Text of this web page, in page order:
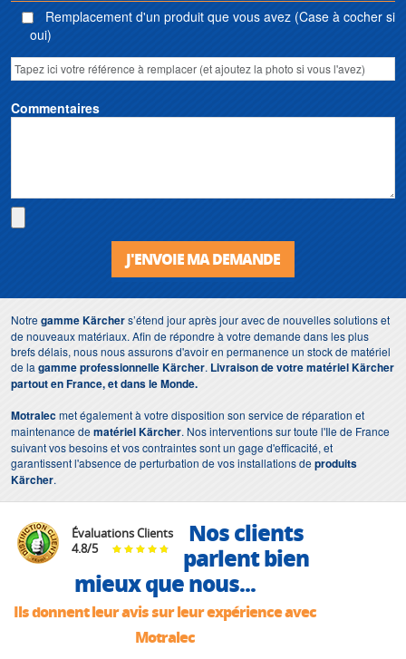
Remplacement d'un produit que vous avez (Case à cocher si
oui)
Commentaires
J'ENVOIE MA DEMANDE
Notregamme Kärchers’étend jour après jour avec de nouvelles solutions et
de nouveaux matériaux. Afin de répondre à votre demande dans les plus
brefs délais, nous nous assurons d'avoir en permanence un stock de matériel
de la gamme professionnelle Kärcher. Livraison de votre matériel Kärcher
partout en France, et dans le Monde.
Motralecmet également à votre disposition son service de réparation et
maintenance dematériel Kärcher. Nos interventions sur toute l'Ile de France
suivant vos besoins et vos contraintes sont un gage d'efficacité, et
garantissent l'absence de perturbation de vos installations deproduits
Kärcher.
Évaluations Clients
4.8/5
Nos clients
parlent bien
mieux que nous...
Ils donnent leur avis sur leur expérience avec
Motralec